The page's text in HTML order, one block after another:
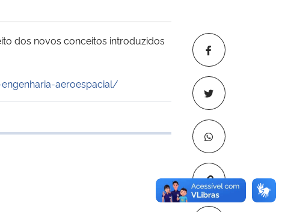
Copiar para
dos novos conceitos introduzidos
engenharia-aeroespacial/
de transferência